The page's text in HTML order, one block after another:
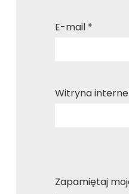
E-mail *
Witryna
Zapamiętaj